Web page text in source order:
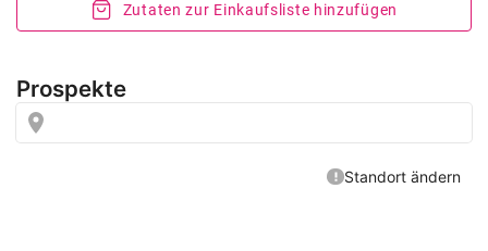
Zutaten zur Einkaufsliste hinzufügen